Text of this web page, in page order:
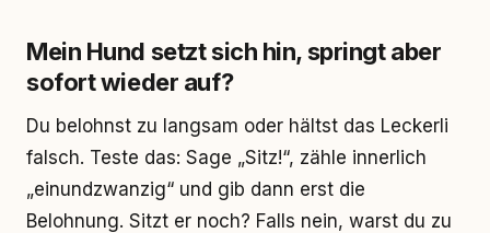
Mein Hund setzt sich hin, springt aber
sofort wieder auf?
Du belohnst zu langsam oder hältst das Leckerli
falsch. Teste das: Sage „Sitz!“, zähle innerlich
„einundzwanzig“ und gib dann erst die
Belohnung. Sitzt er noch? Falls nein, warst du zu